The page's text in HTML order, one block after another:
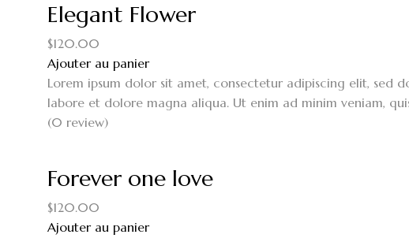
Elegant Flower
$120.00
Ajouter au panier
Lorem ipsum dolor sit amet, consectetur adipiscing elit, sed
labore et dolore magna aliqua. Ut enim ad minim veniam,
(0 review)
Forever one love
$120.00
Ajouter au panier